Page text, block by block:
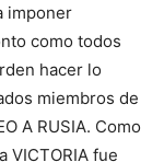
imponer
como todos
hacer lo
miembros de
A RUSIA. Como
VICTORIA fue